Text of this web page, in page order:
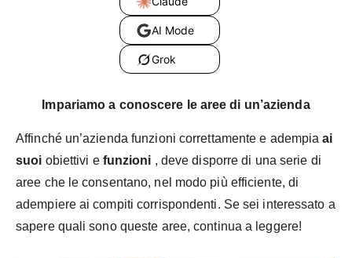
AI Mode
Grok
Impariamo a conoscere le aree di un’azienda
Affinché un’azienda funzioni correttamente e adempiaai
suoi obiettivi e funzioni , deve disporre di una serie di
aree che le consentano, nel modo più efficiente, di
adempiere ai compiti corrispondenti. Se sei interessato a
sapere quali sono queste aree, continua a leggere!